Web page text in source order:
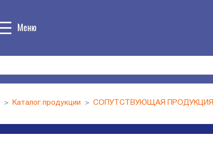
Меню
Каталог продукции СОПУТСТВУЮЩАЯ ПРОДУКЦИЯ